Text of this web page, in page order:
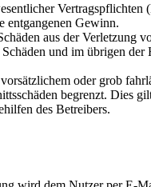
entgangenen Gewinn.
aus der Verletzung
und im übrigen
oder grob
begrenzt. Dies
des Betreibers.